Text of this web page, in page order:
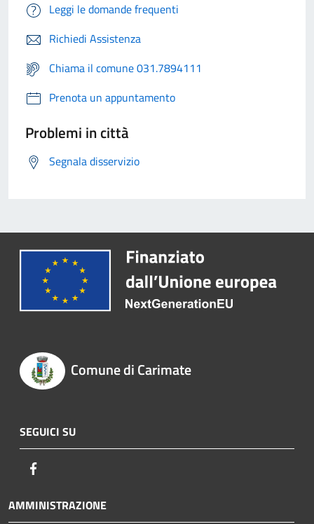
Leggi le domande frequenti
Richiedi Assistenza
Chiama il comune 031.7894111
Prenota un appuntamento
Problemi in città
Segnala disservizio
Comune di Carimate
SEGUICI SU
AMMINISTRAZIONE